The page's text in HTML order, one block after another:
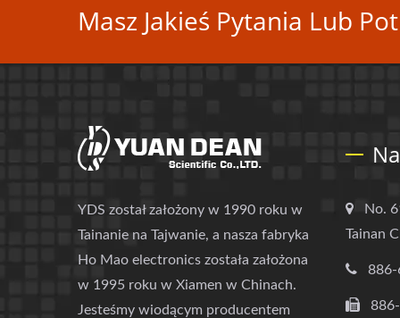
Masz Jakieś Pytania Lub
YDS został założony w 1990 roku w
Tainanie na Tajwanie, a nasza fabryka
Ho Mao electronics została założona
w 1995 roku w Xiamen w Chinach.
Jesteśmy wiodącym producentem
No.
Tainan
886-